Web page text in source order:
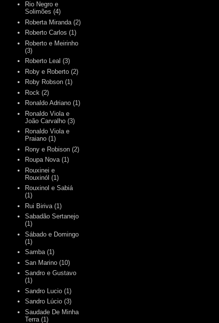
Rio Negro e
Solimões (4)
Roberta Miranda (2)
Roberto Carlos (1)
Roberto e Meirinho
(3)
Roberto Leal (3)
Roby e Roberto (2)
Roby Robson (1)
Rock (2)
Ronaldo Adriano (1)
Ronaldo Viola e
João Carvalho (3)
Ronaldo Viola e
Praiano (1)
Rony e Robison (2)
Roupa Nova (1)
Rouxinei e
Rouxinól (1)
Rouxinol e Sabiá
(1)
Rui Biriva (1)
Sabadão Sertanejo
(1)
Sábado e Domingo
(1)
Samba (1)
San Marino (10)
Sandro e Gustavo
(1)
Sandro Lucio (1)
Sandro Lúcio (3)
Saudade De Minha
Terra (1)